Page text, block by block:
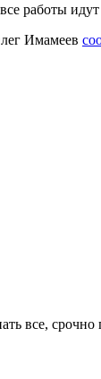
работы
Имамеев
все, срочно